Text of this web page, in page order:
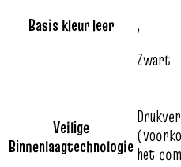
Basis kleur leer
,
Zwart
Veilige
Binnenlaagtechnologiehet